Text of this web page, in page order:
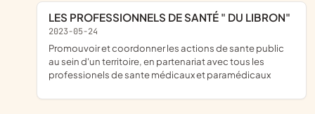
LES PROFESSIONNELS DE SANTÉ " DU LIBRON"
2023-05-24
promouvoir et coordonner les actions de sante public
au sein d'un territoire, en partenariat avec tous les
professionels de sante médicaux et paramédicaux